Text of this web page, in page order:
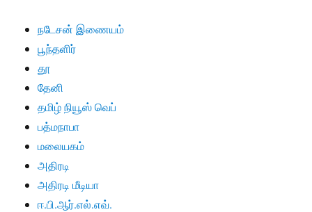
நடேசன் இணையம்
பூந்தளிர்
தூ
தேனி
தமிழ் நியூஸ் வெப்
பத்மநாபா
மலையகம்
அதிரடி
அதிரடி மீடியா
ஈ.பி.ஆர்.எல்.எவ்.